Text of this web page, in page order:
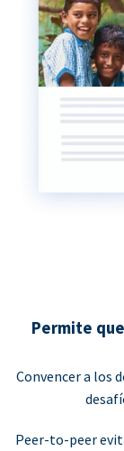
Permite
Convencer a los
Peer-to-peer